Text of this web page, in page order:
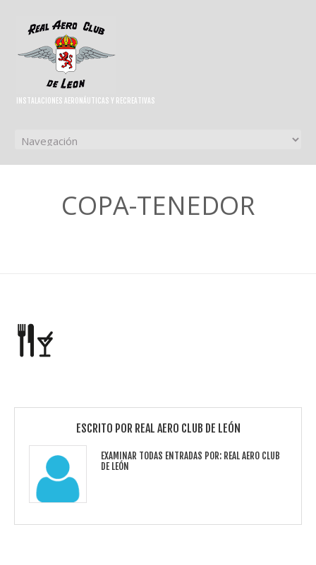
INSTALACIONES AERONÁUTICAS Y RECREATIVAS
COPA-TENEDOR
ESCRITO POR REAL AERO CLUB DE LEÓN
EXAMINAR TODAS ENTRADAS POR: REAL AERO CLUB
DE LEÓN